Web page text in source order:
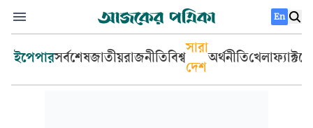
En
ইপেপারসর্বশেষজাতীয়রাজনীতিবিশ্ব
সারা
দেশ
অর্থনীতিখেলা